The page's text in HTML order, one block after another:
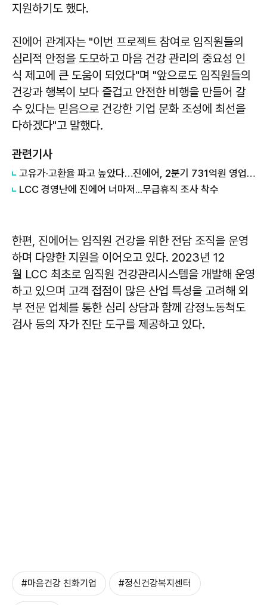
지원하기도 했다.
진에어 관계자는 "이번 프로젝트 참여로 임직원들의
심리적 안정을 도모하고 마음 건강 관리의 중요성 인
식 제고에 큰 도움이 되었다"며 "앞으로도 임직원들의
건강과 행복이 보다 즐겁고 안전한 비행을 만들어 갈
수 있다는 믿음으로 건강한 기업 문화 조성에 최선을
다하겠다"고 말했다.
관련기사
고유가·고환율 파고 높았다…진에어, 2분기 731억원 영업적자
LCC 경영난에 진에어 너마저...무급휴직 조사 착수
한편, 진에어는 임직원 건강을 위한 전담 조직을 운영
하며 다양한 지원을 이어오고 있다. 2023년 12
월 LCC 최초로 임직원 건강관리시스템을 개발해 운영
하고 있으며 고객 접점이 많은 산업 특성을 고려해 외
부 전문 업체를 통한 심리 상담과 함께 감정노동척도
검사 등의 자가 진단 도구를 제공하고 있다.
#마음건강 친화기업 #정신건강복지센터